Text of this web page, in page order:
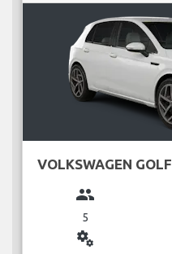
VOLKSWAGEN GOLF
group
5
miscellaneous_services